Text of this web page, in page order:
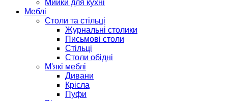
Мийки для кухні
Меблі
Столи та стільці
Журнальні столики
Письмові столи
Стільці
Столи обідні
М'які меблі
Дивани
Крісла
Пуфи